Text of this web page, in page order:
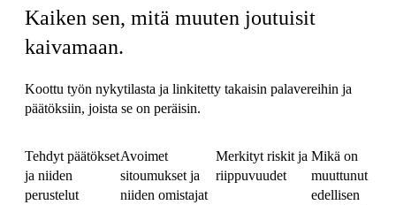
Kaiken sen, mitä muuten joutuisit
kaivamaan.
Koottu työn nykytilasta ja linkitetty takaisin palavereihin ja
päätöksiin, joista se on peräisin.
Tehdyt päätökset
ja niiden
perustelut
Avoimet
sitoumukset ja
niiden omistajat
Merkityt riskit ja
riippuvuudet
Mikä on
muuttunut
edellisen